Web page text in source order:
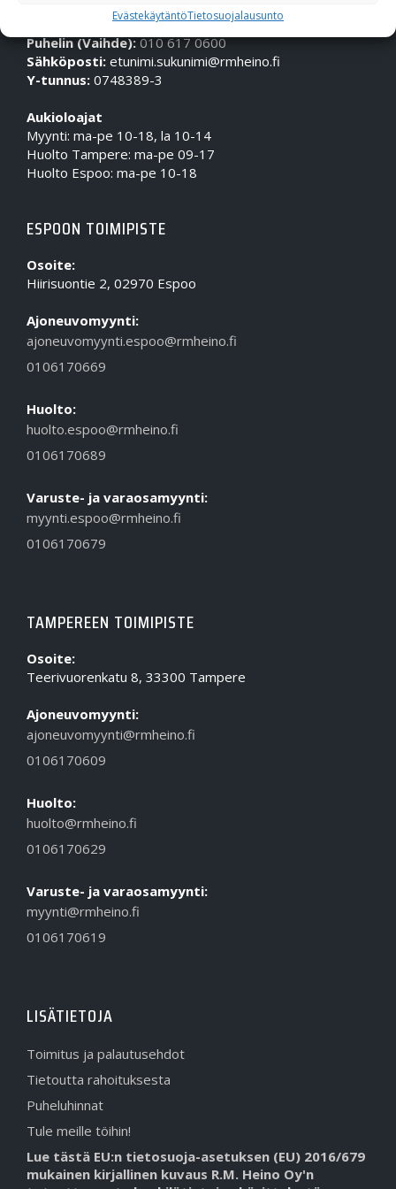
EvästekäytäntöTietosuojalausunto
OTA MEIHIN YHTEYTTÄ!
Puhelin (Vaihde): 010 617 0600
Sähköposti: etunimi.sukunimi@rmheino.fi
Y-tunnus: 0748389-3
Aukioloajat
Myynti: ma-pe 10-18, la 10-14
Huolto Tampere: ma-pe 09-17
Huolto Espoo: ma-pe 10-18
ESPOON TOIMIPISTE
Osoite:
Hiirisuontie 2, 02970 Espoo
Ajoneuvomyynti:
ajoneuvomyynti.espoo@rmheino.fi
0106170669
Huolto:
huolto.espoo@rmheino.fi
0106170689
Varuste- ja varaosamyynti:
myynti.espoo@rmheino.fi
0106170679
TAMPEREEN TOIMIPISTE
Osoite:
Teerivuorenkatu 8, 33300 Tampere
Ajoneuvomyynti:
ajoneuvomyynti@rmheino.fi
0106170609
Huolto:
huolto@rmheino.fi
0106170629
Varuste- ja varaosamyynti:
myynti@rmheino.fi
0106170619
LISÄTIETOJA
Toimitus ja palautusehdot
Tietoutta rahoituksesta
Puheluhinnat
Tule meille töihin!
Lue tästä EU:n tietosuoja-asetuksen (EU) 2016/679
mukainen kirjallinen kuvaus R.M. Heino Oy'n